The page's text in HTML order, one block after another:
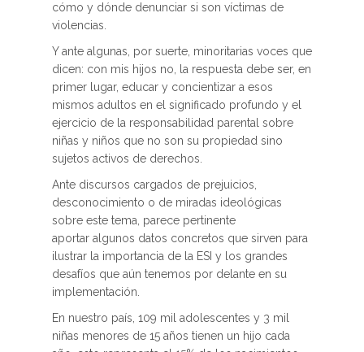
cómo y dónde denunciar si son víctimas de
violencias.
Y ante algunas, por suerte, minoritarias voces que
dicen: con mis hijos no, la respuesta debe ser, en
primer lugar, educar y concientizar a esos
mismos adultos en el significado profundo y el
ejercicio de la responsabilidad parental sobre
niñas y niños que no son su propiedad sino
sujetos activos de derechos.
Ante discursos cargados de prejuicios,
desconocimiento o de miradas ideológicas
sobre este tema, parece pertinente
aportar algunos datos concretos que sirven para
ilustrar la importancia de la ESI y los grandes
desafíos que aún tenemos por delante en su
implementación.
En nuestro país, 109 mil adolescentes y 3 mil
niñas menores de 15 años tienen un hijo cada